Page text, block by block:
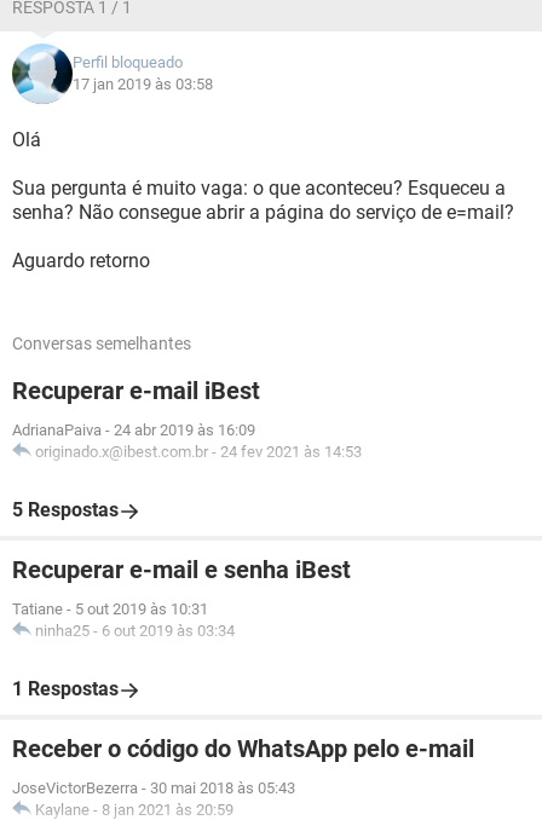
RESPOSTA 1 / 1
Perfil bloqueado
17 jan 2019 às 03:58
Olá
Sua pergunta é muito vaga: o que aconteceu? Esqueceu a
senha? Não consegue abrir a página do serviço de e=mail?
Aguardo retorno
Conversas semelhantes
Recuperar e-mail iBest
AdrianaPaiva - 24 abr 2019 às 16:09
originado.x@ibest.com.br - 24 fev 2021 às 14:53
5 Respostas
Recuperar e-mail e senha iBest
Tatiane - 5 out 2019 às 10:31
ninha25 - 6 out 2019 às 03:34
1 Respostas
Receber o código do WhatsApp pelo e-mail
JoseVictorBezerra - 30 mai 2018 às 05:43
Kaylane - 8 jan 2021 às 20:59